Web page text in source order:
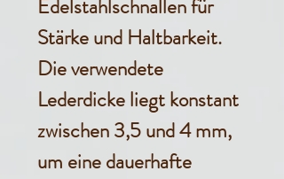
Edelstahlschnallen für
Stärke und Haltbarkeit.
Die verwendete
Lederdicke liegt konstant
zwischen 3,5 und 4 mm,
um eine dauerhafte